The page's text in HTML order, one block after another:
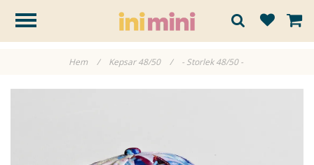
Hem / Kepsar 48/50 / - Storlek 48/50 -